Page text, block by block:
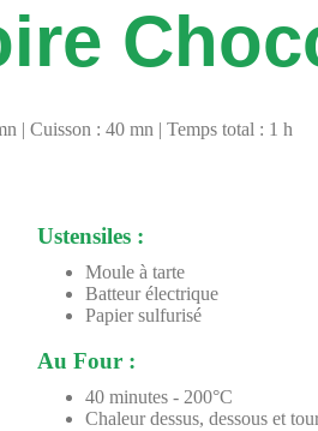
| Cuisson : 40 mn | Temps total : 1 h
Ustensiles :
Moule à tarte
Batteur électrique
Papier sulfurisé
Au Four :
40 minutes - 200°C
Chaleur dessus, dessous et